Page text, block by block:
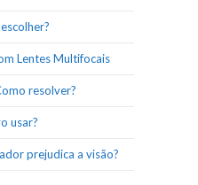
Lentes Multifocais
resolver?
usar?
prejudica a visão?